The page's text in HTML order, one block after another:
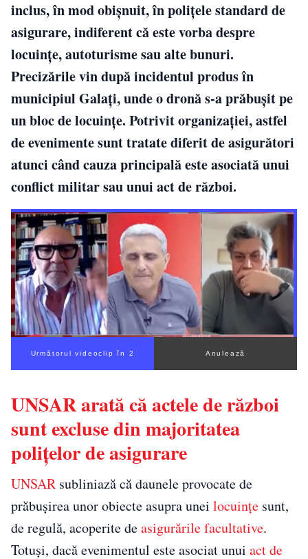
inclus, în mod obișnuit, în polițele standard de
asigurare, indiferent că este vorba despre
locuințe, autoturisme sau alte bunuri.
Precizările vin după incidentul produs în
municipiul Galați, unde o dronă s-a prăbușit pe
un bloc de locuințe. Potrivit organizației, astfel
de evenimente sunt tratate diferit de asigurători
atunci când cauza principală este asociată unui
conflict militar sau unui act de război.
Următorul videoclip în 1 Anulează
UNSAR arată că actele de război
sunt excluse din majoritatea
polițelor de asigurare
UNSAR subliniază că daunele provocate de
prăbușirea unor obiecte asupra unei locuințe sunt,
de regulă, acoperite deasigurările facultative.
Totuși, dacă evenimentul este asociat unui act de